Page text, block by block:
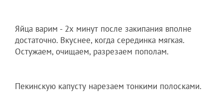
Яйца варим - 2х минут после закипания вполне
достаточно. Вкуснее, когда серединка мягкая.
Остужаем, очищаем, разрезаем пополам.
Пекинскую капусту нарезаем тонкими полосками.